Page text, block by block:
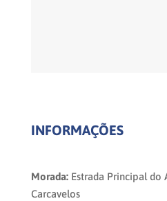
INFORMAÇÕES
Morada: Estrada Principal do
Carcavelos